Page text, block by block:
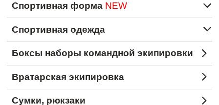
Спортивная форма NEW
Спортивная одежда
Боксы наборы командной экипировки
Вратарская экипировка
Сумки, рюкзаки